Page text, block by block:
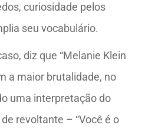
curiosidade pelos
seu vocabulário.
diz que “Melanie Klein
a maior brutalidade, no
uma interpretação do
revoltante – “Você é o